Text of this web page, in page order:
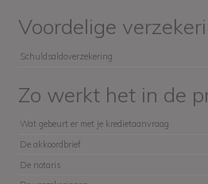
Voordelige
Schuldsaldoverzekering
Zo werkt het in de
Wat gebeurt er met je kredietaanvraag
De akkoordbrief
De notaris